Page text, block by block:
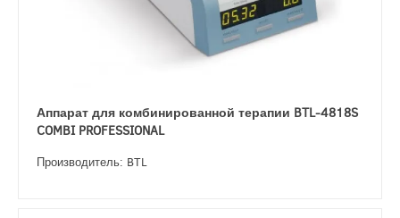
Аппарат для комбинированной терапии BTL-4818S
COMBI PROFESSIONAL
Производитель: BTL